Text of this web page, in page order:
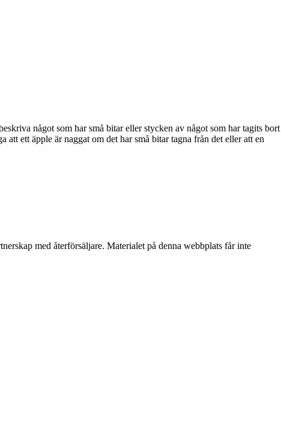
något som har små bitar eller stycken av något som har tagits bort
ett äpple är naggat om det har små bitar tagna från det eller att en
med återförsäljare. Materialet på denna webbplats får inte